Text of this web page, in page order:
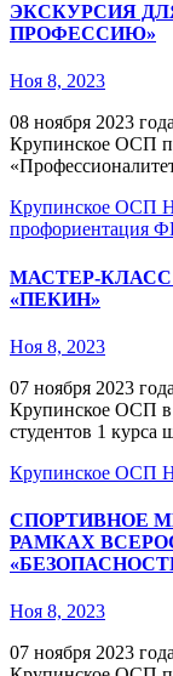
ЭКСКУРСИЯ
ПРОФЕССИЮ»
Ноя 8, 2023
08 ноября 2023
Крупинское ОСП
Крупинское ОСП
профориентация
МАСТЕР-
«ПЕКИН»
Ноя 8, 2023
07 ноября 2023
Крупинское ОСП в
студентов 1
Крупинское ОСП
СПОРТИВНОЕ
РАМКАХ
Ноя 8, 2023
07 ноября 2023